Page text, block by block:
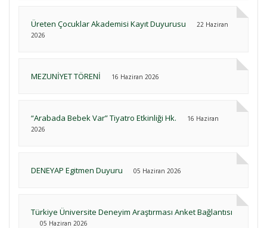
Üreten Çocuklar Akademisi Kayıt Duyurusu
22 Haziran
2026
MEZUNİYET TÖRENİ 16 Haziran 2026
“Arabada Bebek Var” Tiyatro Etkinliği Hk.
16 Haziran
2026
DENEYAP Egitmen Duyuru 05 Haziran 2026
Türkiye Üniversite Deneyim Araştırması Anket Bağlantısı
05 Haziran 2026